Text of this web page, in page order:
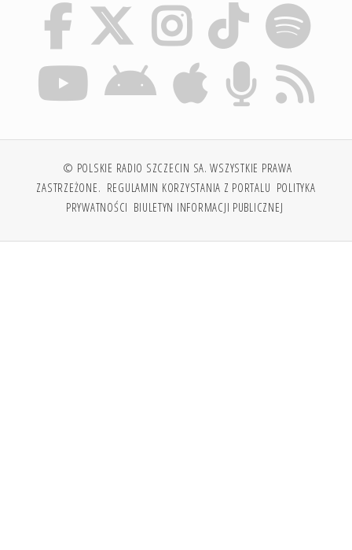
© POLSKIE RADIO SZCZECIN SA. WSZYSTKIE PRAWA
ZASTRZEŻONE. REGULAMIN KORZYSTANIA Z PORTALU POLITYKA
PRYWATNOŚCI BIULETYN INFORMACJI PUBLICZNEJ